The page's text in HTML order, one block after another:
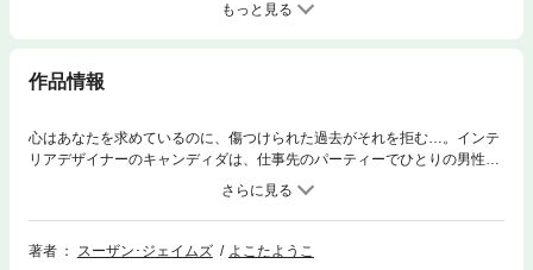
もっと見る
作品情報
心はあなたを求めているのに、傷つけられた過去がそれを拒む…。インテ
リアデザイナーのキャンディダは、仕事先のパーティーでひとりの男性に
出会った。盛装した人々のなかひと際目立つ長身の男――彼が目をひくの
はこの場に不似合いなカジュアルな格好のせいでも、不遜な態度のせいで
もない。彼の醸し出す圧倒的な男性的魅力に思わず息をのんだキャンディ
ダだが、その名を聞いて凍りついた。彼があの億万長者で冷酷な作家、マ
著者 スーザン･ジェイムズ
よこたようこ